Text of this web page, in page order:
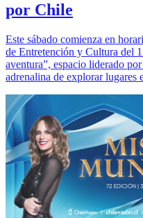
por Chile
Este sábado comienza en
de Entretención y Cultura del
aventura”, espacio liderado
adrenalina de explorar lugares